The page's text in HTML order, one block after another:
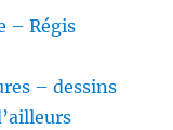
– Régis
– dessins